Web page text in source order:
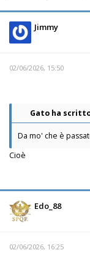
Jimmy
02/06/2026, 15:50
Gato ha
Da mo' che è
Cioè
Edo_88
02/06/2026, 16:25